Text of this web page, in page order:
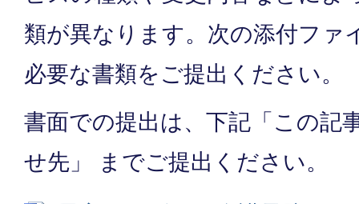
類が異なります。次の添付ファ
必要な書類をご提出ください。
書面での提出は、下記「この記
せ先」 までご提出ください。